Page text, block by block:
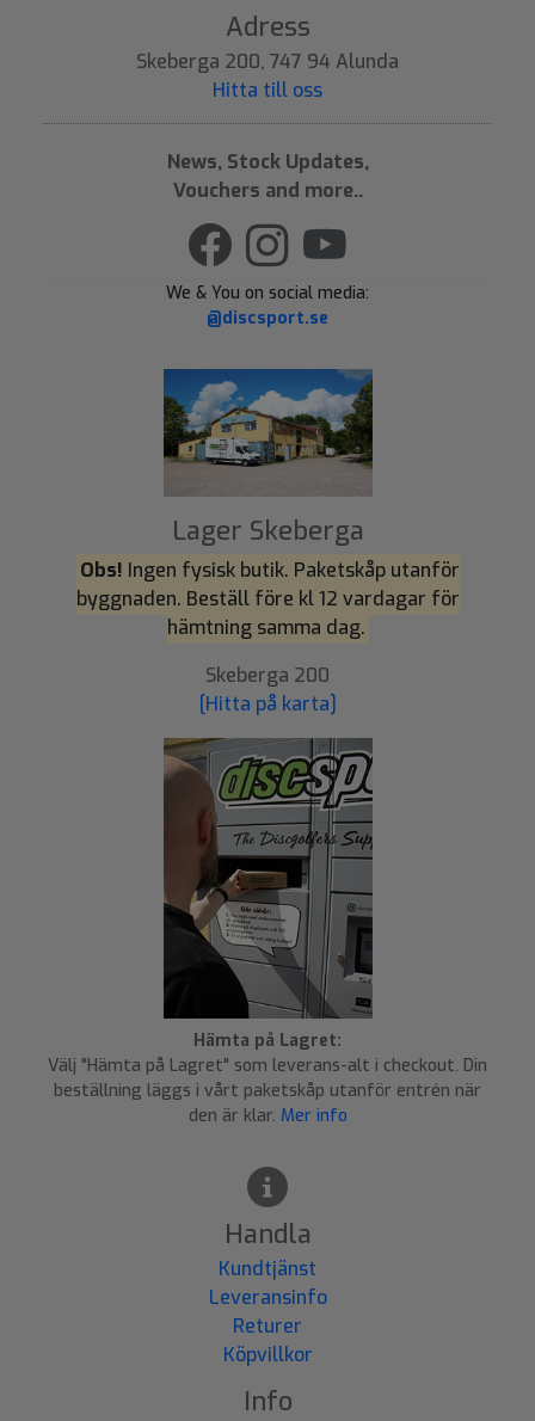
Adress
Skeberga 200, 747 94 Alunda
Hitta till oss
News, Stock Updates,
Vouchers and more..
We & You on social media:
@discsport.se
Lager Skeberga
Obs! Ingen fysisk butik. Paketskåp utanför
byggnaden. Beställ före kl 12 vardagar för
hämtning samma dag.
Skeberga 200
[Hitta på karta]
Hämta på Lagret:
Välj "Hämta på Lagret" som leverans-alt i checkout. Din
beställning läggs i vårt paketskåp utanför entrén när
den är klar. Mer info
Handla
Kundtjänst
Leveransinfo
Returer
Köpvillkor
Info